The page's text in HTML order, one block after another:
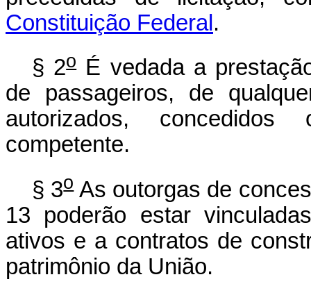
Constituição Federal .
§ 2oÉ vedada a
de passageiros, de
autorizados,
competente.
§ 3oAs outorgas de
13 poderão estar
ativos e a contratos de
patrimônio da União.